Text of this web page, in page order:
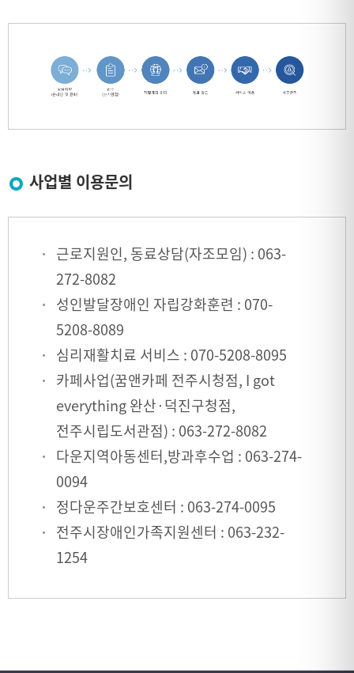
사업별 이용문의
근로지원인, 동료상담(자조모임) : 063-
272-8082
성인발달장애인 자립강화훈련 : 070-
5208-8089
심리재활치료 서비스 : 070-5208-8095
카페사업(꿈앤카페 전주시청점, I got
everything 완산·덕진구청점,
전주시립도서관점) : 063-272-8082
다운지역아동센터,방과후수업 : 063-274-
0094
정다운주간보호센터 : 063-274-0095
전주시장애인가족지원센터 : 063-232-
1254